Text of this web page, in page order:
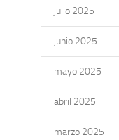
julio 2025
junio 2025
mayo 2025
abril 2025
marzo 2025